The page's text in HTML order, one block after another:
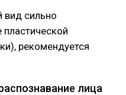
вид сильно
рекомендуется
лица